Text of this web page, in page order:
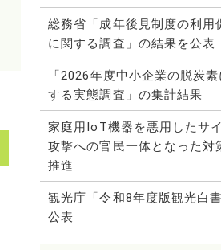
総務省「成年後見制度の利用
に関する調査」の結果を公表
「2026年度中小企業の脱炭素
する実態調査」の集計結果
家庭用IoT機器を悪用したサ
攻撃への官民一体となった対
推進
観光庁「令和8年度版観光白
公表